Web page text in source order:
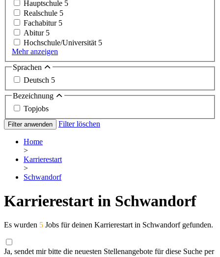
Hauptschule 5
Realschule 5
Fachabitur 5
Abitur 5
Hochschule/Universität 5
Mehr anzeigen
Sprachen
Deutsch 5
Bezeichnung
Topjobs
Filter anwenden Filter löschen
Home
>
Karrierestart
>
Schwandorf
Karrierestart in Schwandorf
Es wurden 5 Jobs für deinen Karrierestart in Schwandorf gefunden.
Ja, sendet mir bitte die neuesten Stellenangebote für diese Suche per